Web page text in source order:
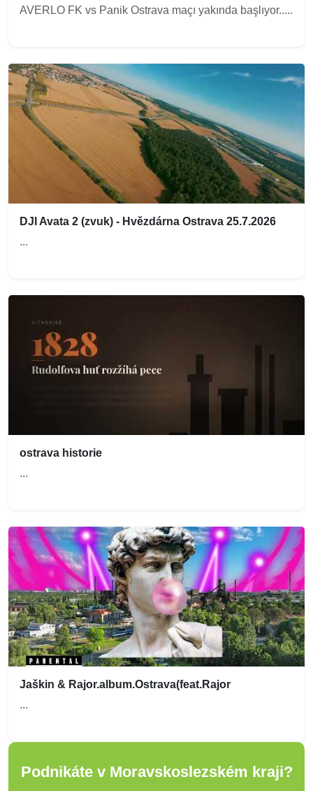
AVERLO FK vs Panik Ostrava maçı yakında başlıyor.....
DJI Avata 2 (zvuk) - Hvězdárna Ostrava 25.7.2026
...
ostrava historie
...
Jaškin & Rajor.album.Ostrava(feat.Rajor
...
Podnikáte v Moravskoslezském kraji?